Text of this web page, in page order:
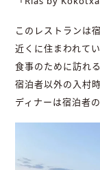
このレストランは
近くに住まわれて
食事のために訪れ
宿泊者以外の入村
ディナーは宿泊者の